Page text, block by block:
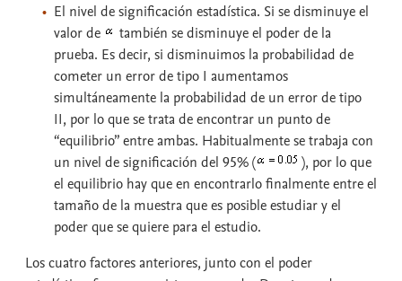
El nivel de significación estadística. Si se disminuye el
valor de
también se disminuye el poder de la
prueba. Es decir, si disminuimos la probabilidad de
cometer un error de tipo I aumentamos
simultáneamente la probabilidad de un error de tipo
II, por lo que se trata de encontrar un punto de
“equilibrio” entre ambas. Habitualmente se trabaja con
un nivel de significación del 95% (
), por lo que
el equilibrio hay que en encontrarlo finalmente entre el
tamaño de la muestra que es posible estudiar y el
poder que se quiere para el estudio.
Los cuatro factores anteriores, junto con el poder